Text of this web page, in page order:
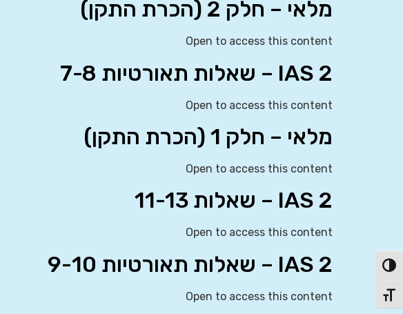
הפעל/כבה ניגודיות גבוהה
מתג גודל גופן
מלאי – חלק 2 (הכרת התקן)
Open to access this content
IAS 2 – שאלות תאורטיות 7-8
Open to access this content
מלאי – חלק 1 (הכרת התקן)
Open to access this content
IAS 2 – שאלות 11-13
Open to access this content
IAS 2 – שאלות תאורטיות 9-10
Open to access this content